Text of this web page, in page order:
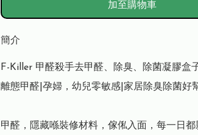
加至購物車
簡介
F-Killer 甲醛殺手去甲醛、除臭、除菌凝膠盒
離態甲醛|孕婦，幼兒零敏感|家居除臭除菌好
甲醛，隱藏喺裝修材料，傢俬入面，每一日